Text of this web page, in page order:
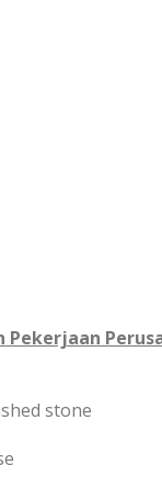
Pekerjaan
stone